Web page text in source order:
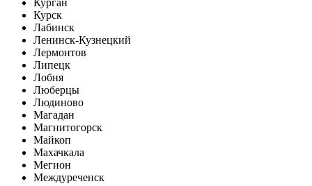
Курск
Лабинск
Ленинск-Кузнецкий
Лермонтов
Липецк
Лобня
Люберцы
Людиново
Магадан
Магнитогорск
Майкоп
Махачкала
Мегион
Междуреченск